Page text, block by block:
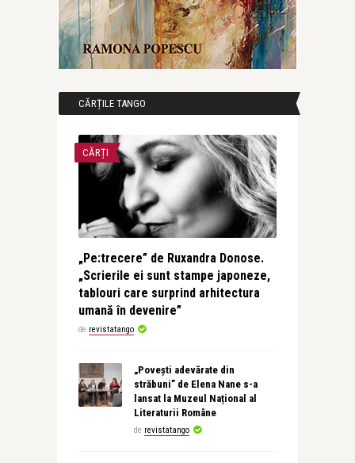
CĂRȚILE TANGO
CĂRȚI
„Pe:trecere” de Ruxandra Donose.
„Scrierile ei sunt stampe japoneze,
tablouri care surprind arhitectura
umană în devenire”
de revistatango
„Povești adevărate din
străbuni” de Elena Nane s-a
lansat la Muzeul Național al
Literaturii Române
de revistatango